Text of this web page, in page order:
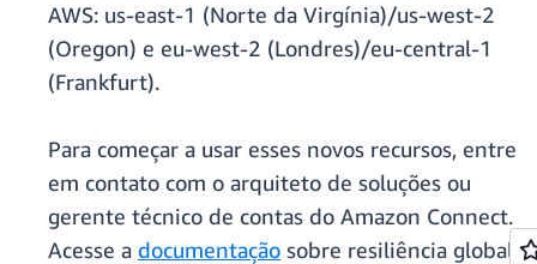
AWS: us-east-1 (Norte da Virgínia)/us-west-2
(Oregon) e eu-west-2 (Londres)/eu-central-1
(Frankfurt).
Para começar a usar esses novos recursos, entre
em contato com o arquiteto de soluções ou
gerente técnico de contas do Amazon Connect.
Acesse a documentação sobre resiliência global